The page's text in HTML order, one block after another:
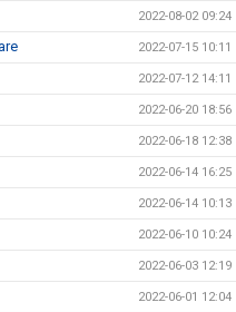
2022-08-02 09:24
2022-07-15 10:11
2022-07-12 14:11
2022-06-20 18:56
2022-06-18 12:38
2022-06-14 16:25
2022-06-14 10:13
2022-06-10 10:24
2022-06-03 12:19
2022-06-01 12:04